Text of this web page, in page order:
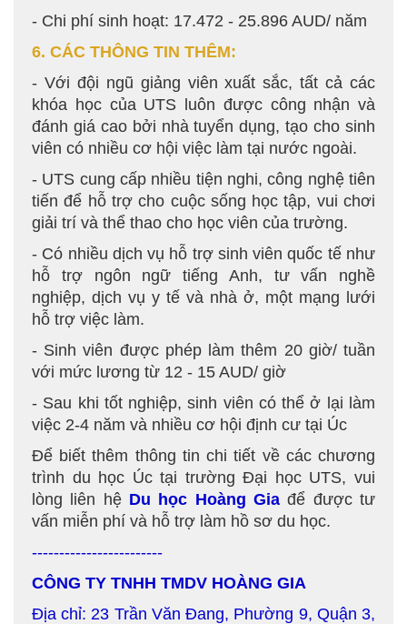
- Chi phí sinh hoạt: 17.472 - 25.896 AUD/ năm
6. CÁC THÔNG TIN THÊM:
- Với đội ngũ giảng viên xuất sắc, tất cả các
khóa học của UTS luôn được công nhận và
đánh giá cao bởi nhà tuyển dụng, tạo cho sinh
viên có nhiều cơ hội việc làm tại nước ngoài.
- UTS cung cấp nhiều tiện nghi, công nghệ tiên
tiến để hỗ trợ cho cuộc sống học tập, vui chơi
giải trí và thể thao cho học viên của trường.
- Có nhiều dịch vụ hỗ trợ sinh viên quốc tế như
hỗ trợ ngôn ngữ tiếng Anh, tư vấn nghề
nghiệp, dịch vụ y tế và nhà ở, một mạng lưới
hỗ trợ việc làm.
- Sinh viên được phép làm thêm 20 giờ/ tuần
với mức lương từ 12 - 15 AUD/ giờ
- Sau khi tốt nghiệp, sinh viên có thể ở lại làm
việc 2-4 năm và nhiều cơ hội định cư tại Úc
Để biết thêm thông tin chi tiết về các chương
trình du học Úc tại trường Đại học UTS, vui
lòng liên hệ Du học Hoàng Gia để được tư
vấn miễn phí và hỗ trợ làm hồ sơ du học.
------------------------
CÔNG TY TNHH TMDV HOÀNG GIA
Địa chỉ: 23 Trần Văn Đang, Phường 9, Quận 3,